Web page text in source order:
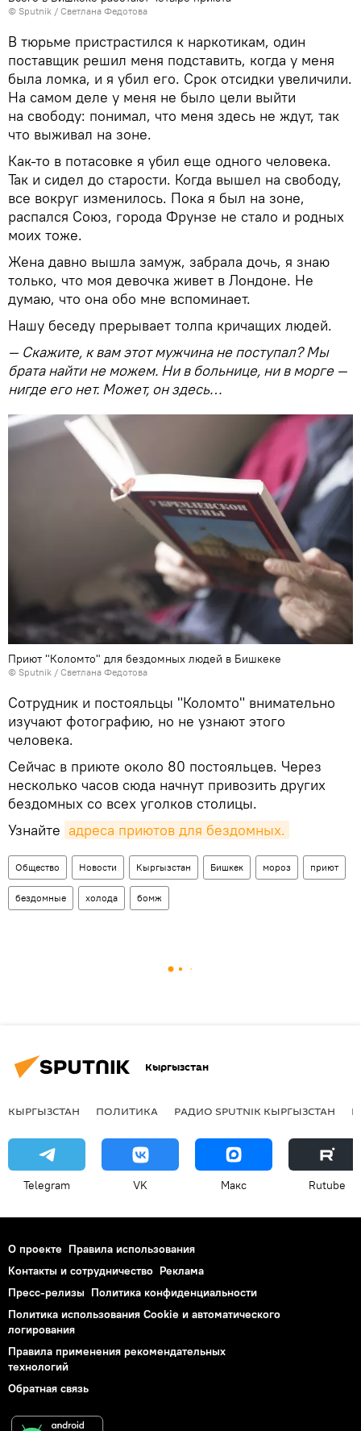
© Sputnik / Светлана Федотова
В тюрьме пристрастился к наркотикам, один
поставщик решил меня подставить, когда у меня
была ломка, и я убил его. Срок отсидки увеличили.
На самом деле у меня не было цели выйти
на свободу: понимал, что меня здесь не ждут, так
что выживал на зоне.
Как-то в потасовке я убил еще одного человека.
Так и сидел до старости. Когда вышел на свободу,
все вокруг изменилось. Пока я был на зоне,
распался Союз, города Фрунзе не стало и родных
моих тоже.
Жена давно вышла замуж, забрала дочь, я знаю
только, что моя девочка живет в Лондоне. Не
думаю, что она обо мне вспоминает.
Нашу беседу прерывает толпа кричащих людей.
— Скажите, к вам этот мужчина не поступал? Мы
брата найти не можем. Ни в больнице, ни в морге —
нигде его нет. Может, он здесь…
Приют "Коломто" для бездомных людей в Бишкеке
© Sputnik / Светлана Федотова
Сотрудник и постояльцы "Коломто" внимательно
изучают фотографию, но не узнают этого
человека.
Сейчас в приюте около 80 постояльцев. Через
несколько часов сюда начнут привозить других
бездомных со всех уголков столицы.
Узнайте адреса приютов для бездомных.
Общество Новости Кыргызстан Бишкек мороз приют
бездомные холода бомж
Кыргызстан
КЫРГЫЗСТАН ПОЛИТИКА РАДИО SPUTNIK КЫРГЫЗСТАН
Telegram VK Макс Rutube
О проекте Правила использования
Контакты и сотрудничество Реклама
Пресс-релизы Политика конфиденциальности
Политика использования Cookie и автоматического
логирования
Правила применения рекомендательных
технологий
Обратная связь